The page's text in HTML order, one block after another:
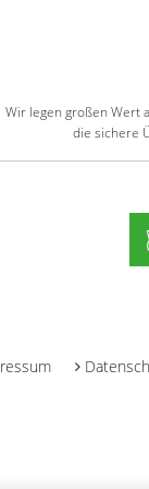
Wir legen großen Wert
die sichere